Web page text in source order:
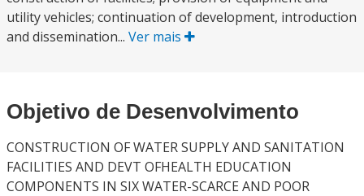
utility vehicles; continuation of development, introduction
and dissemination... Ver mais
Objetivo de Desenvolvimento
CONSTRUCTION OF WATER SUPPLY AND SANITATION
FACILITIES AND DEVT OFHEALTH EDUCATION
COMPONENTS IN SIX WATER-SCARCE AND POOR